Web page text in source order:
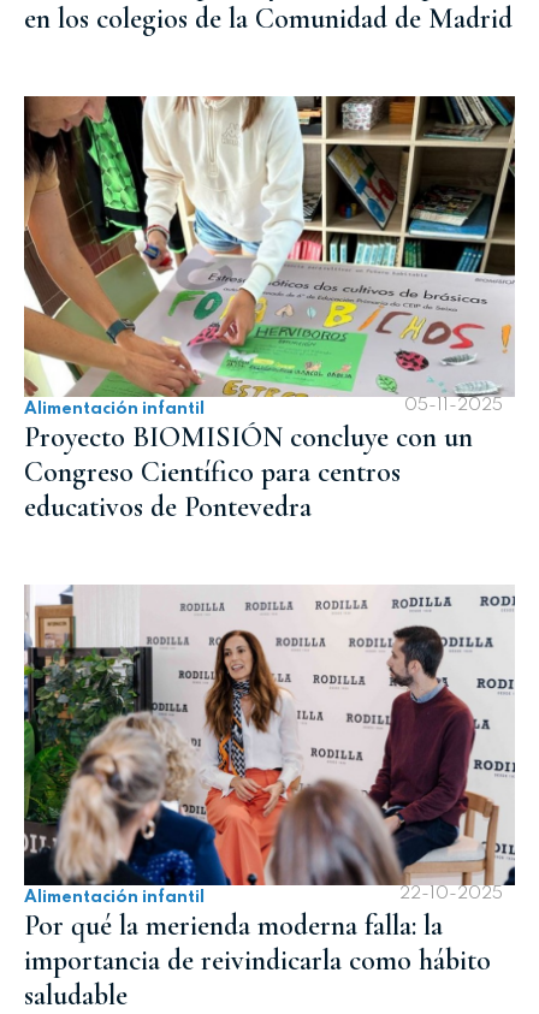
en los colegios de la Comunidad de Madrid
Alimentación infantil 05-11-2025
Proyecto BIOMISIÓN concluye con un
Congreso Científico para centros
educativos de Pontevedra
Alimentación infantil 22-10-2025
Por qué la merienda moderna falla: la
importancia de reivindicarla como hábito
saludable